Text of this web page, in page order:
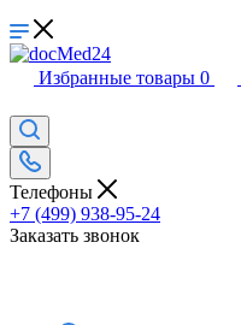
Избранные товары 0
Телефоны
+7 (499) 938-95-24
Заказать звонок